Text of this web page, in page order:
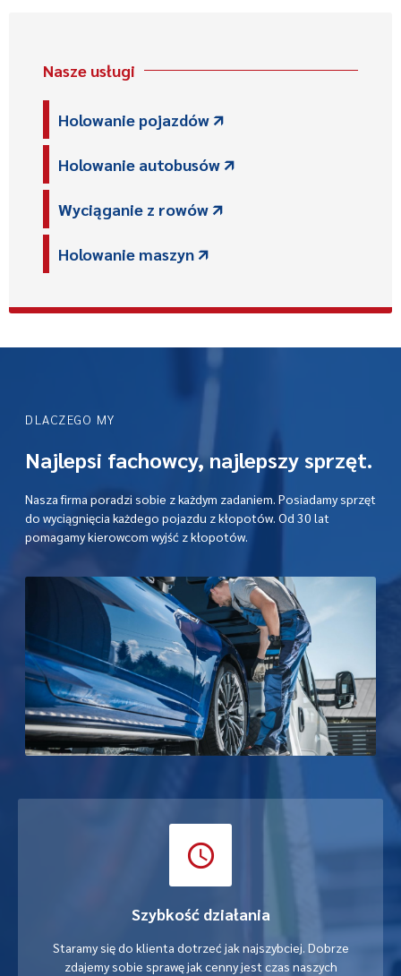
Nasze usługi
Holowanie pojazdów 🡭
Holowanie autobusów 🡭
Wyciąganie z rowów 🡭
Holowanie maszyn 🡭
DLACZEGO MY
Najlepsi fachowcy, najlepszy sprzęt.
Nasza firma poradzi sobie z każdym zadaniem. Posiadamy sprzęt
do wyciągnięcia każdego pojazdu z kłopotów. Od 30 lat
pomagamy kierowcom wyjść z kłopotów.
Szybkość działania
Staramy się do klienta dotrzeć jak najszybciej. Dobrze
zdajemy sobie sprawę jak cenny jest czas naszych